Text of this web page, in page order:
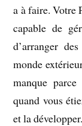
a à faire. Votre
capable de
d’arranger
monde
manque
quand vous
et la développer.